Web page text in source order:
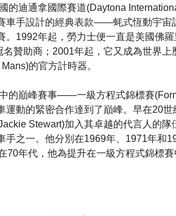
的迪通拿國際賽道(Daytona
車手設計的經典表款——蚝式恆動宇宙
。1992年起，勞力士便一直是美國佛
名贊助商；2001年起，它又成為世界
的官方計時器。
的巔峰賽事——一級方程式錦標賽
運動的緊密合作達到了巔峰。早在20
Stewart)加入其卓越的代言人的
手之一。他分別在1969年、1971年和
70年代，他為提升在一級方程式錦標賽